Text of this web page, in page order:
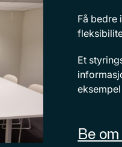
Få bedre
Et
Be